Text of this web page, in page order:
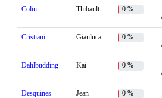
Colin Thibault 0 %
Cristiani Gianluca 0 %
Dahlbudding Kai 0 %
Desquines Jean 0 %